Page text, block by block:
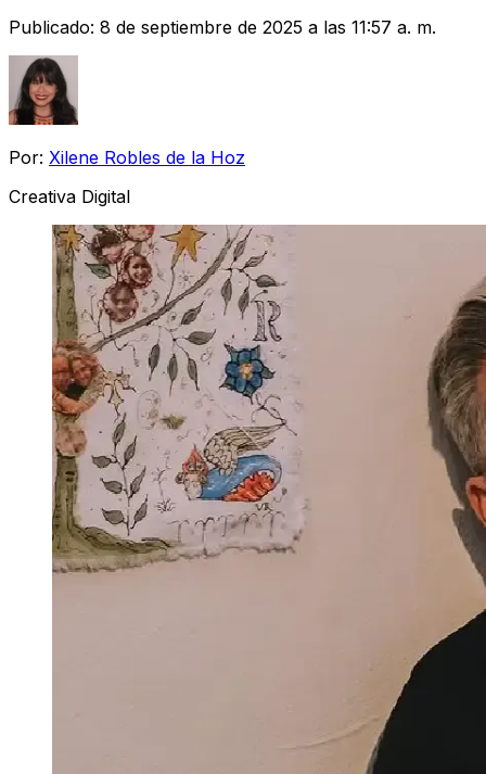
Publicado: 8 de septiembre de 2025 a las 11:57 a. m.
Por: Xilene Robles de la Hoz
Creativa Digital